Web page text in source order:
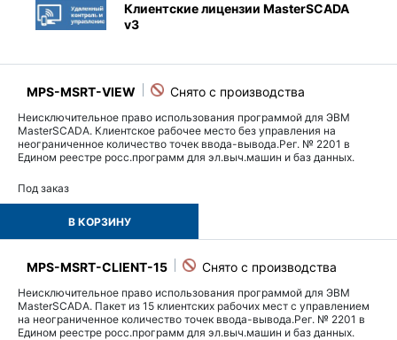
Клиентские лицензии MasterSCADA
v3
MPS-MSRT-VIEW
Неисключительное право использования программой для ЭВМ
MasterSCADA. Клиентское рабочее место без управления на
неограниченное количество точек ввода-вывода.Рег. № 2201 в
Едином реестре росс.программ для эл.выч.машин и баз данных.
Под заказ
В КОРЗИНУ
MPS-MSRT-CLIENT-15
Неисключительное право использования программой для ЭВМ
MasterSCADA. Пакет из 15 клиентских рабочих мест с управлением
на неограниченное количество точек ввода-вывода.Рег. № 2201 в
Едином реестре росс.программ для эл.выч.машин и баз данных.